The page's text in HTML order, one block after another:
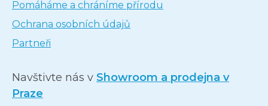
Pomáháme a chráníme přírodu
Ochrana osobních údajů
Partneři
Navštivte nás v Showroom a prodejna v
Praze